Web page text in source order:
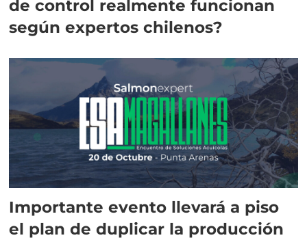
de control realmente funcionan
según expertos chilenos?
Importante evento llevará a piso
el plan de duplicar la producción